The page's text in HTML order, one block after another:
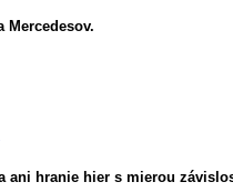
hranie hier s mierou